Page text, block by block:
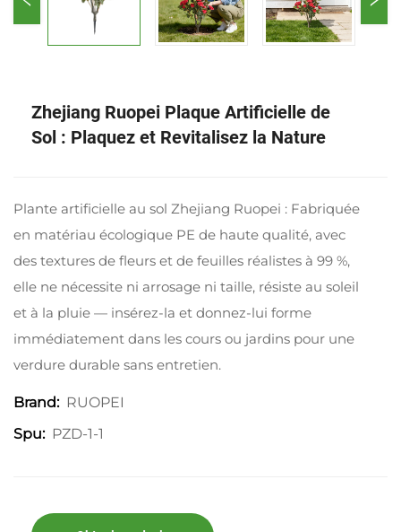
Zhejiang Ruopei Plaque Artificielle de
Sol : Plaquez et Revitalisez la Nature
Plante artificielle au sol Zhejiang Ruopei : Fabriquée
en matériau écologique PE de haute qualité, avec
des textures de fleurs et de feuilles réalistes à 99 %,
elle ne nécessite ni arrosage ni taille, résiste au soleil
et à la pluie — insérez-la et donnez-lui forme
immédiatement dans les cours ou jardins pour une
verdure durable sans entretien.
Brand: RUOPEI
Spu: PZD-1-1